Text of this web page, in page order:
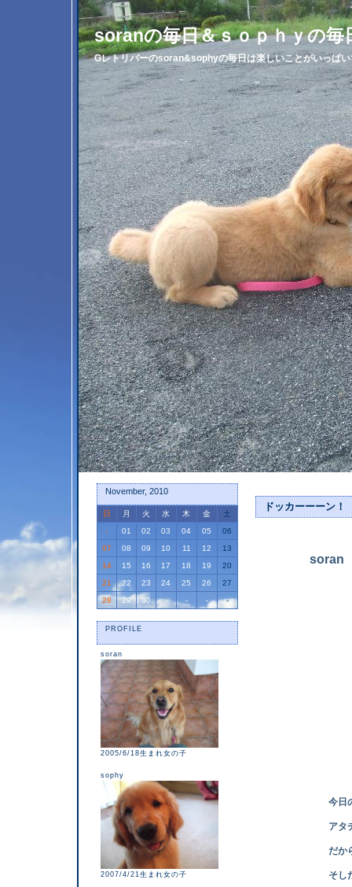
soranの毎日＆ｓｏｐｈｙの毎
Gレトリバーのsoran&sophyの毎日は楽しいことがいっぱ
November, 2010
日 月 火 水 木 金
土
-
01 02 03 04 05
06
07
08 09 10 11 12
13
14
15 16 17 18 19
20
21
22 23 24 25 26
27
28
29 30 - - - -
PROFILE
soran
2005/6/18生まれ女の子
sophy
2007/4/21生まれ女の子
ドッカーーーン！
soran
今日の 雷は
アタチ 今ま
だから 今日
そし